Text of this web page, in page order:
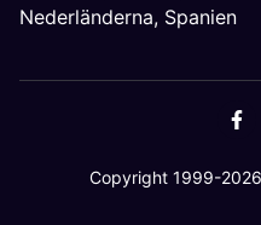
Nederländerna, Spanien
Copyright 1999-